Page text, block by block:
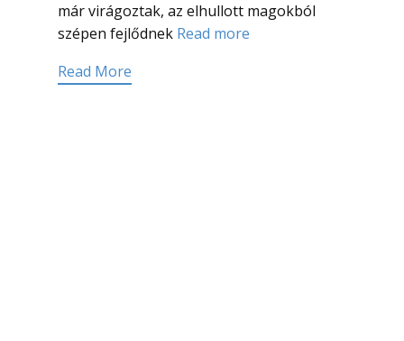
már virágoztak, az elhullott magokból
szépen fejlődnek Read more
Read More